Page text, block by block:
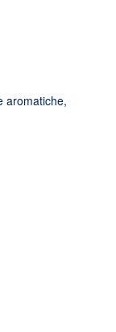
aromatiche,